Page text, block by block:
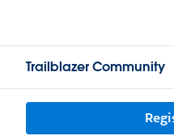
Trailblazer Community